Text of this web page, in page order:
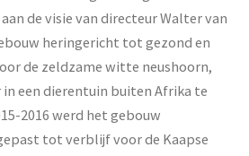
de visie van directeur Walter van
heringericht tot gezond en
de zeldzame witte neushoorn,
een dierentuin buiten Afrika te
2016 werd het gebouw
tot verblijf voor de Kaapse